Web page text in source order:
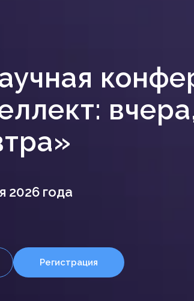
2026 года
Регистрация